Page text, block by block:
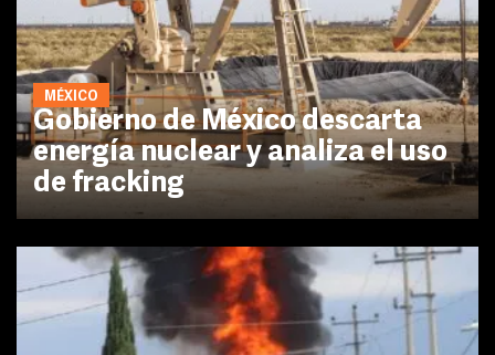
MÉXICO
Gobierno de México descarta
energía nuclear y analiza el uso
de fracking